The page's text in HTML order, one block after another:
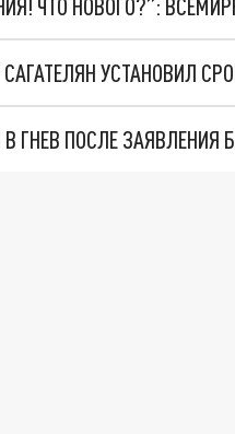
ГНЕВ ПОСЛЕ ЗАЯВЛЕНИЯ